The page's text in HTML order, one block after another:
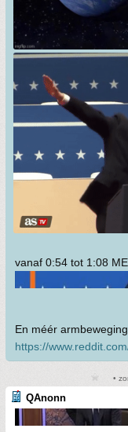
vanaf 0:54 tot 1:08
En méér
https://
•
QAnonn